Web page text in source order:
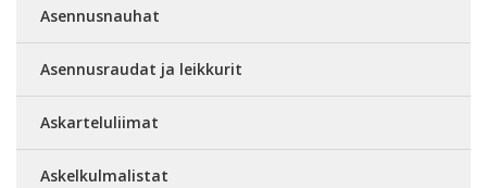
Asennusnauhat
Asennusraudat ja leikkurit
Askarteluliimat
Askelkulmalistat